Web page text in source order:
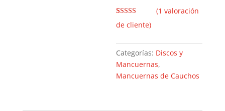
Valorado con
5.00de 5 en
1
valoración
de un cliente
(1 valoración
de cliente)
Categorías: Discos y
Mancuernas,
Mancuernas de Cauchos